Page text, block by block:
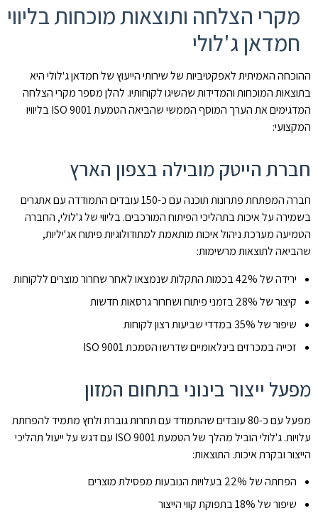
מקרי הצלחה ותוצאות מוכחות בליווי
חמדאן ג'לולי
ההוכחה האמיתית לאפקטיביות של שירותי הייעוץ של חמדאן ג'לולי היא
בתוצאות המוכחות והמדידות שהשיגו לקוחותיו. להלן מספר מקרי הצלחה
המדגימים את הערך המוסף הממשי שהביאה הטמעת ISO 9001 בליוויו
המקצועי:
חברת הייטק מובילה בצפון הארץ
חברה המפתחת פתרונות תוכנה עם כ-150 עובדים התמודדה עם אתגרים
בשמירה על איכות בתהליכי הפיתוח המורכבים. בליווי של ג'לולי, החברה
הטמיעה מערכת ניהול איכות מותאמת למתודולוגיות פיתוח אג'יליות,
שהביאה לתוצאות מרשימות:
ירידה של 42% בכמות התקלות שנמצאו לאחר שחרור מוצרים ללקוחות
קיצור של 28% בזמני פיתוח ושחרור גרסאות חדשות
שיפור של 35% במדדי שביעות רצון לקוחות
זכייה במכרזים בינלאומיים שדרשו הסמכת ISO 9001
מפעל ייצור בינוני בתחום המזון
מפעל עם כ-80 עובדים שהתמודד עם תחרות גוברת ולחץ מתמיד להפחתת
עלויות. ג'לולי הוביל מהלך של הטמעת ISO 9001 עם דגש על ייעול תהליכי
הייצור ובקרת איכות. התוצאות:
הפחתה של 22% בעלויות הנובעות מפסילת מוצרים
שיפור של 18% בתפוקת קווי הייצור